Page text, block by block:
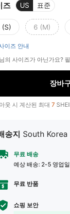
즈 US 표준
(S) 6 (M)
이즈 안내
의 사이즈가 아닌가요?
장바
웃 시 계산된 최대 7
송지 South Korea
무료 배송
예상 배송: 2-5 영업일
무료 반품
쇼핑 보안